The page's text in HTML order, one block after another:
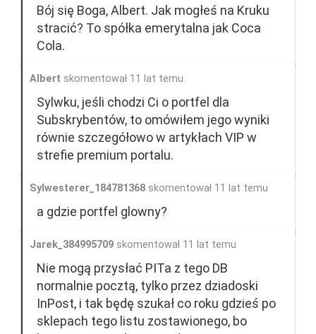
Bój się Boga, Albert. Jak mogłeś na Kruku
stracić? To spółka emerytalna jak Coca
Cola.
Albert skomentował 11 lat temu
Sylwku, jeśli chodzi Ci o portfel dla
Subskrybentów, to omówiłem jego wyniki
równie szczegółowo w artykłach VIP w
strefie premium portalu.
Sylwesterer_184781368 skomentował 11 lat temu
a gdzie portfel glowny?
Jarek_384995709 skomentował 11 lat temu
Nie mogą przysłać PITa z tego DB
normalnie pocztą, tylko przez dziadoski
InPost, i tak będę szukał co roku gdzieś po
sklepach tego listu zostawionego, bo